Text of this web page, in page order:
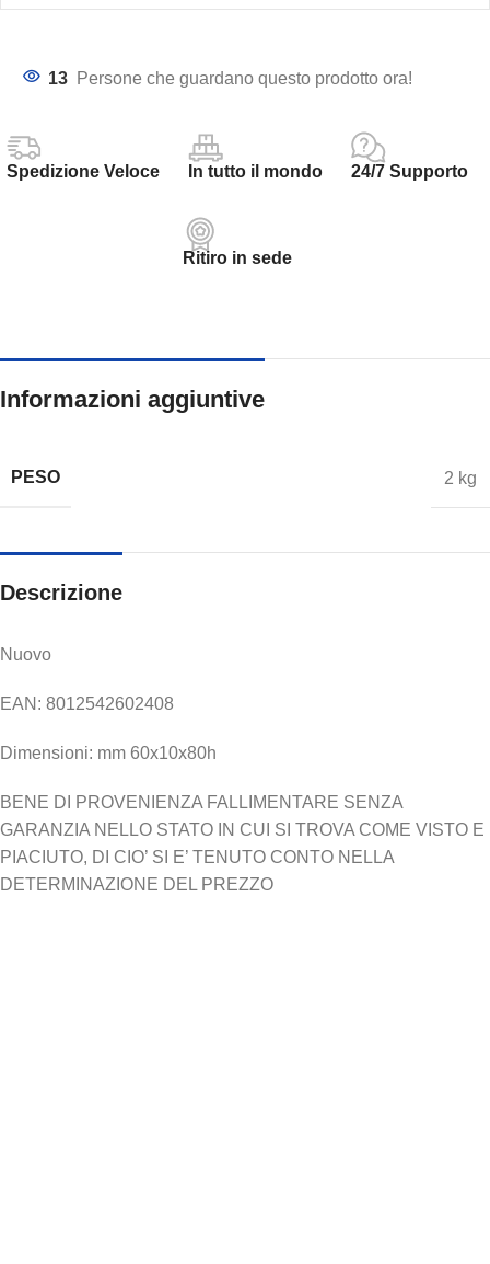
13 Persone che guardano questo prodotto ora!
Spedizione Veloce In tutto il mondo 24/7 Supporto
Ritiro in sede
Informazioni aggiuntive
PESO 2 kg
Descrizione
Nuovo
EAN: 8012542602408
Dimensioni: mm 60x10x80h
BENE DI PROVENIENZA FALLIMENTARE SENZA
GARANZIA NELLO STATO IN CUI SI TROVA COME VISTO E
PIACIUTO, DI CIO’ SI E’ TENUTO CONTO NELLA
DETERMINAZIONE DEL PREZZO